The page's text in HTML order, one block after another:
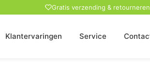
Gratis verzending & retourneren
Klantervaringen Service